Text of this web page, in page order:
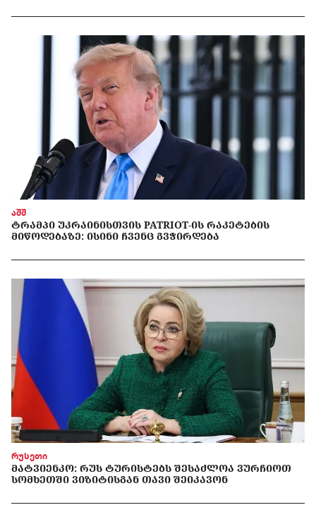
აშშ
ᲢᲠᲐᲛᲞᲘ ᲣᲙᲠᲐᲘᲜᲘᲡᲗᲕᲘᲡ PATRIOT-ᲘᲡ ᲠᲐᲙᲔᲢᲔᲑᲘᲡ
ᲛᲘᲬᲝᲓᲔᲑᲐᲖᲔ: ᲘᲡᲘᲜᲘ ᲩᲕᲔᲜᲪ ᲒᲕᲭᲘᲠᲓᲔᲑᲐ
რუსეთი
ᲛᲐᲢᲕᲘᲔᲜᲙᲝ: ᲠᲣᲡ ᲢᲣᲠᲘᲡᲢᲔᲑᲡ ᲨᲔᲡᲐᲫᲚᲝᲐ ᲕᲣᲠᲩᲘᲝᲗ
ᲡᲝᲛᲮᲔᲗᲨᲘ ᲕᲘᲖᲘᲢᲘᲡᲒᲐᲜ ᲗᲐᲕᲘ ᲨᲔᲘᲙᲐᲕᲝᲜ